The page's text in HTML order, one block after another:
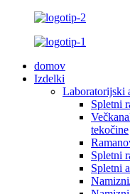
domov
Izdelki
Laboratorijski
Spletni
tekočine
Spletni
Spletni